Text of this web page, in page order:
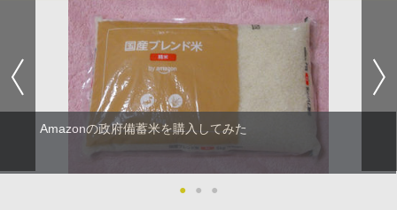
Amazonの政府備蓄米を購入してみた
● ● ●